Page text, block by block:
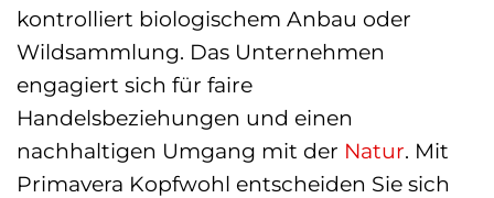
kontrolliert biologischem Anbau oder
Wildsammlung. Das Unternehmen
engagiert sich für faire
Handelsbeziehungen und einen
nachhaltigen Umgang mit der Natur. Mit
Primavera Kopfwohl entscheiden Sie sich